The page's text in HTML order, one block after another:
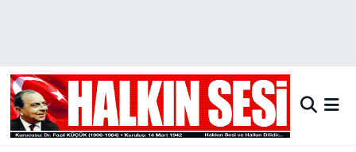
Hava Durumu
Trafik Durumu